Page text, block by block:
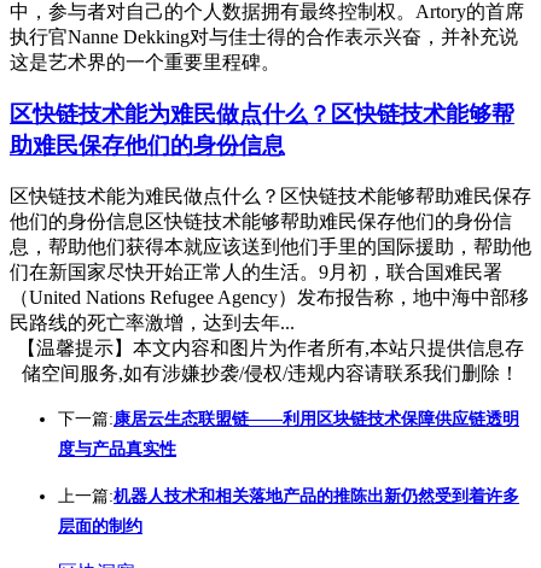
中，参与者对自己的个人数据拥有最终控制权。Artory的首席
执行官Nanne Dekking对与佳士得的合作表示兴奋，并补充说
这是艺术界的一个重要里程碑。
区快链技术能为难民做点什么？区快链技术能够帮
助难民保存他们的身份信息
区快链技术能为难民做点什么？区快链技术能够帮助难民保存
他们的身份信息区快链技术能够帮助难民保存他们的身份信
息，帮助他们获得本就应该送到他们手里的国际援助，帮助他
们在新国家尽快开始正常人的生活。9月初，联合国难民署
（United Nations Refugee Agency）发布报告称，地中海中部移
民路线的死亡率激增，达到去年...
【温馨提示】本文内容和图片为作者所有,本站只提供信息存
储空间服务,如有涉嫌抄袭/侵权/违规内容请联系我们删除！
下一篇:康居云生态联盟链——利用区块链技术保障供应链透明
度与产品真实性
上一篇:机器人技术和相关落地产品的推陈出新仍然受到着许多
层面的制约